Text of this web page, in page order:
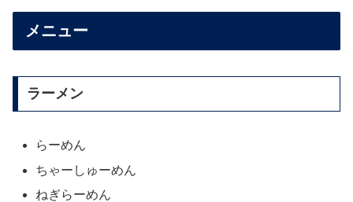
メニュー
ラーメン
らーめん
ちゃーしゅーめん
ねぎらーめん